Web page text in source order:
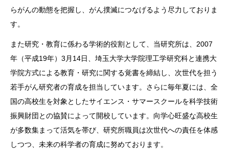
らがんの動態を把握し、がん撲滅につなげるよう尽力しておりま
す。
また研究・教育に係わる学術的役割として、当研究所は、2007
年（平成19年）3月14日、埼玉大学大学院理工学研究科と連携大
学院方式による教育・研究に関する覚書を締結し、次世代を担う
若手がん研究者の育成を担当しています。さらに毎年夏には、全
国の高校生を対象としたサイエンス・サマースクールを科学技術
振興財団との協賛によって開校しています。向学心旺盛な高校生
が多数集まって活気を帯び、研究所職員は次世代への責任を体感
しつつ、未来の科学者の育成に努めております。